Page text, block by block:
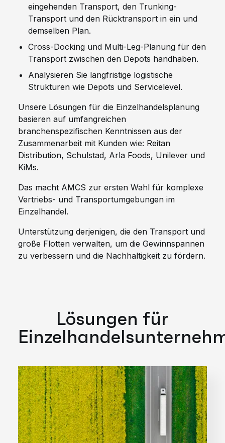
eingehenden Transport, den Trunking-
Transport und den Rücktransport in ein und
demselben Plan.
Cross-Docking und Multi-Leg-Planung für den
Transport zwischen den Depots handhaben.
Analysieren Sie langfristige logistische
Strukturen wie Depots und Servicelevel.
Unsere Lösungen für die Einzelhandelsplanung
basieren auf umfangreichen
branchenspezifischen Kenntnissen aus der
Zusammenarbeit mit Kunden wie: Reitan
Distribution, Schulstad, Arla Foods, Unilever und
KiMs.
Das macht AMCS zur ersten Wahl für komplexe
Vertriebs- und Transportumgebungen im
Einzelhandel.
Unterstützung derjenigen, die den Transport und
große Flotten verwalten, um die Gewinnspannen
zu verbessern und die Nachhaltigkeit zu fördern.
Lösungen für